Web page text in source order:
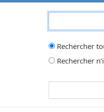
Rechercher
Rechercher